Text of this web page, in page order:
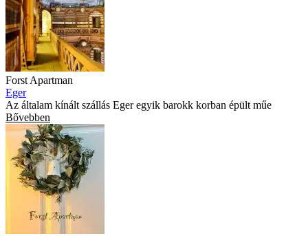
Forst Apartman
Eger
Az általam kínált szállás Eger egyik barokk korban épült műe
Bővebben